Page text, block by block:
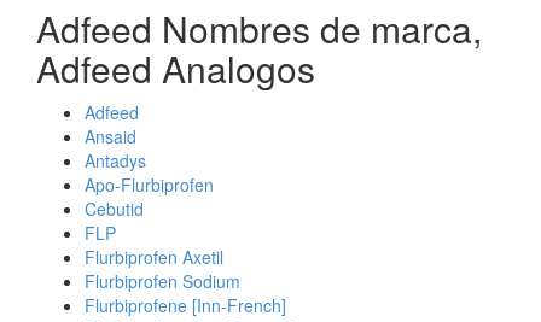
Adfeed Nombres de marca,
Adfeed Analogos
Adfeed
Ansaid
Antadys
Apo-Flurbiprofen
Cebutid
FLP
Flurbiprofen Axetil
Flurbiprofen Sodium
Flurbiprofene [Inn-French]